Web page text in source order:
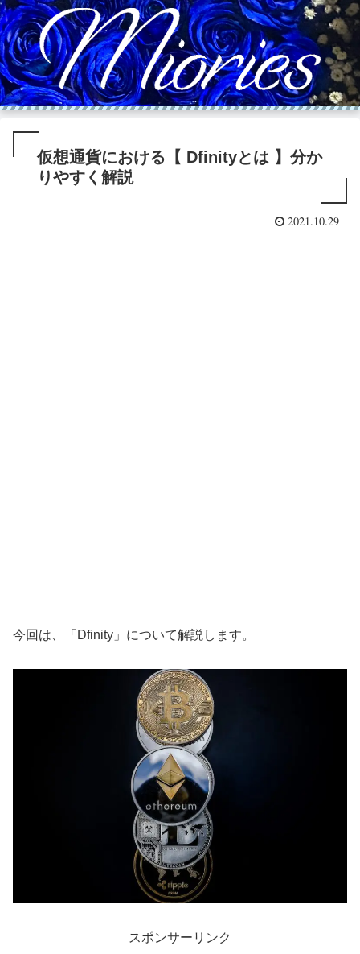
仮想通貨における【 Dfinityとは 】分か
りやすく解説
2021.10.29
今回は、「Dfinity」について解説します。
スポンサーリンク